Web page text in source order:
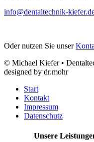
info@dentaltechnik-
Oder nutzen Sie unser
© Michael Kiefer •
designed by dr.mohr
Start
Kontakt
Impressum
Datenschutz
Unsere